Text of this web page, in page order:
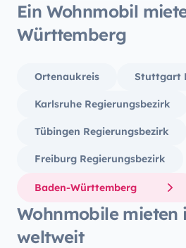
Ein Wohnmobil
Württemberg
Ortenaukreis Stuttgart
Karlsruhe Regierungsbezirk
Tübingen Regierungsbezirk
Freiburg Regierungsbezirk
Baden-Württemberg
Wohnmobile mieten
weltweit